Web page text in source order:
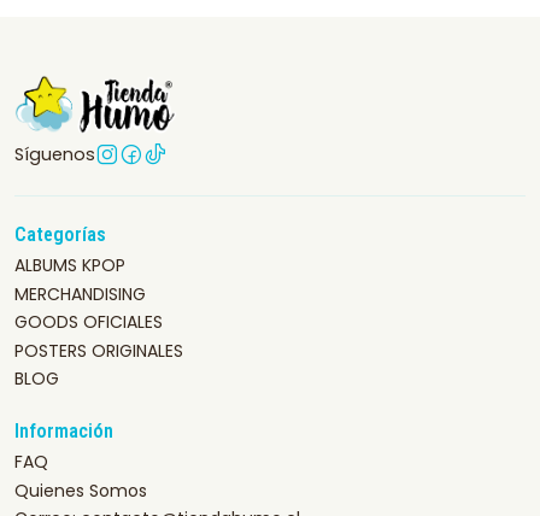
Síguenos
Categorías
ALBUMS KPOP
MERCHANDISING
GOODS OFICIALES
POSTERS ORIGINALES
BLOG
Información
FAQ
Quienes Somos